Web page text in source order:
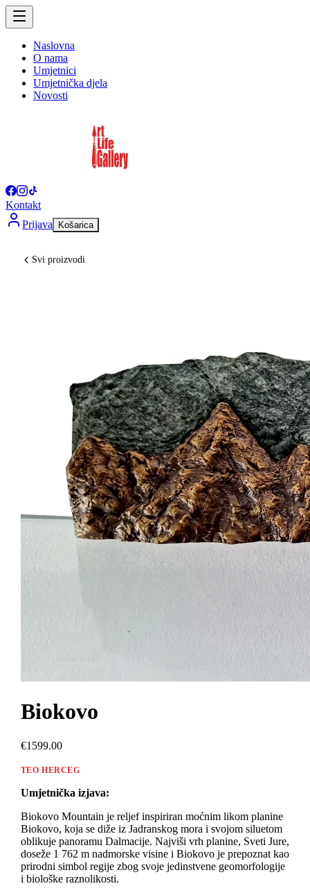
Naslovna
O nama
Umjetnici
Umjetnička djela
Novosti
Kontakt
Prijava
Košarica
Svi proizvodi
Biokovo
€1599.00
TEO HERCEG
Umjetnička izjava:
Biokovo Mountain je reljef inspiriran moćnim likom planine
Biokovo, koja se diže iz Jadranskog mora i svojom siluetom
oblikuje panoramu Dalmacije. Najviši vrh planine, Sveti Jure,
doseže 1 762 m nadmorske visine i Biokovo je prepoznat kao
prirodni simbol regije zbog svoje jedinstvene geomorfologije
i biološke raznolikosti.